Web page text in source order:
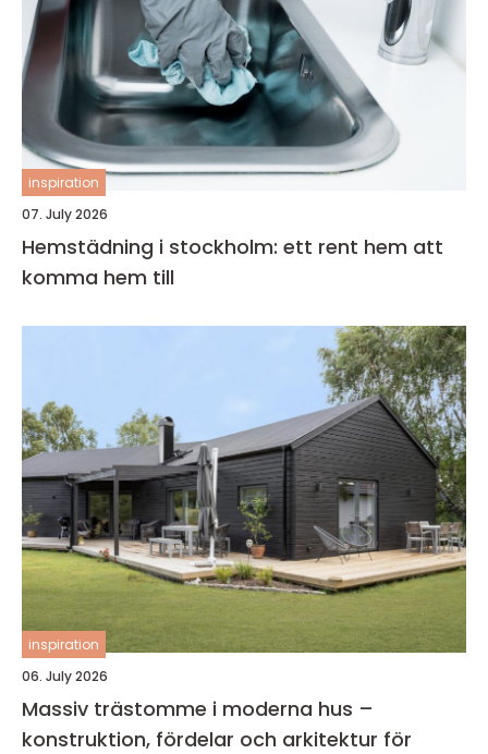
inspiration
07. July 2026
Hemstädning i stockholm: ett rent hem att
komma hem till
inspiration
06. July 2026
Massiv trästomme i moderna hus –
konstruktion, fördelar och arkitektur för